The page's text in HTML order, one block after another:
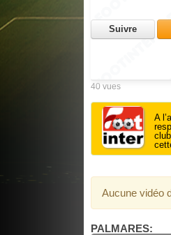
Suivre
40 vues
A
Aucune vidéo
PALMARES: